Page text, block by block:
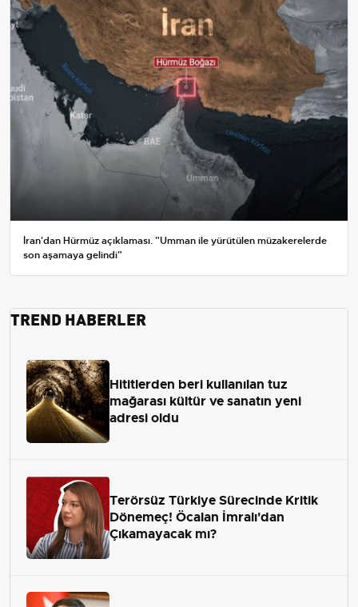
İran'dan Hürmüz açıklaması. "Umman ile yürütülen müzakerelerde
son aşamaya gelindi"
TREND HABERLER
Hititlerden beri kullanılan tuz
mağarası kültür ve sanatın yeni
adresi oldu
Terörsüz Türkiye Sürecinde Kritik
Dönemeç! Öcalan İmralı'dan
Çıkamayacak mı?